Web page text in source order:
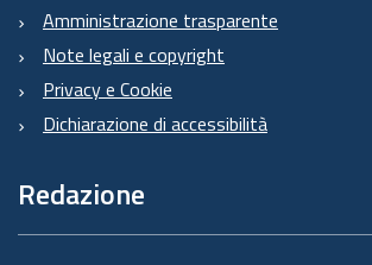
Amministrazione trasparente
Note legali e copyright
Privacy e Cookie
Dichiarazione di accessibilità
Redazione